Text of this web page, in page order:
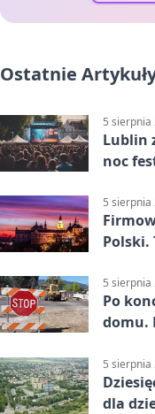
Ostatnie
5 sierpnia
Lublin
noc
5 sierpnia
Polski.
5 sierpnia
Po
domu.
5 sierpnia
dla